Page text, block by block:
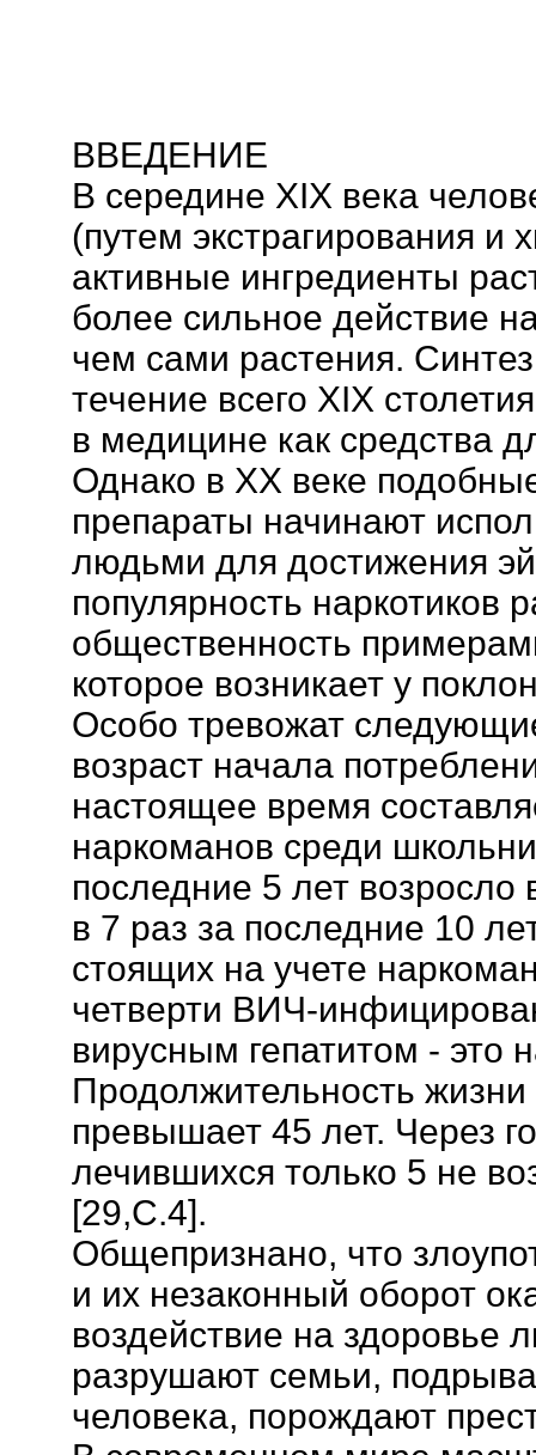
ВВЕДЕНИЕ
В середине XIX века
(путем экстрагирования и
активные ингредиенты
более сильное действие
чем сами растения.
течение всего XIX
в медицине как средства
Однако в ХХ веке
препараты начинают
людьми для достижения
популярность наркотиков
общественность
которое возникает у
Особо тревожат
возраст начала
настоящее время
наркоманов среди
последние 5 лет
в 7 раз за последние 10
стоящих на учете
четверти ВИЧ-
вирусным гепатитом - это
Продолжительность жизни
превышает 45 лет. Через
лечившихся только 5 не
[29,С.4].
Общепризнано, что
и их незаконный оборот
воздействие на здоровье
разрушают семьи,
человека, порождают